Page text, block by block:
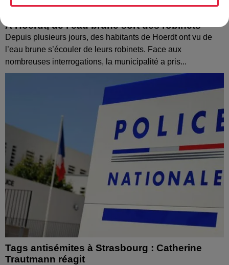
À Hoerdt, de l’eau brune sort des robinets
Depuis plusieurs jours, des habitants de Hoerdt ont vu de
l’eau brune s’écouler de leurs robinets. Face aux
nombreuses interrogations, la municipalité a pris...
Tags antisémites à Strasbourg : Catherine
Trautmann réagit